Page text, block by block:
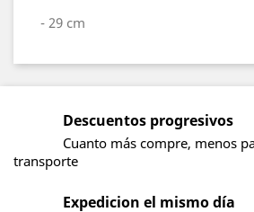
- 29 cm
Descuentos progresivos
Cuanto más compre, menos
transporte
Expedicion el mismo día